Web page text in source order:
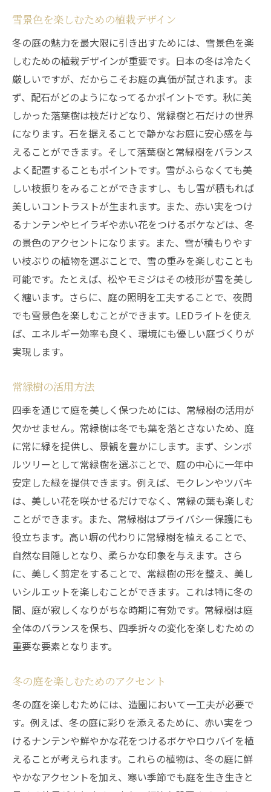
雪景色を楽しむための植栽デザイン
冬の庭の魅力を最大限に引き出すためには、雪景色を楽
しむための植栽デザインが重要です。日本の冬は冷たく
厳しいですが、だからこそお庭の真価が試されます。ま
ず、配石がどのようになってるかポイントです。秋に美
しかった落葉樹は枝だけどなり、常緑樹と石だけの世界
になります。石を据えることで静かなお庭に安心感を与
えることができます。そして落葉樹と常緑樹をバランス
よく配置することもポイントです。雪がふらなくても美
しい枝振りをみることができますし、もし雪が積もれば
美しいコントラストが生まれます。また、赤い実をつけ
るナンテンやヒイラギや赤い花をつけるボケなどは、冬
の景色のアクセントになります。また、雪が積もりやす
い枝ぶりの植物を選ぶことで、雪の重みを楽しむことも
可能です。たとえば、松やモミジはその枝形が雪を美し
く纏います。さらに、庭の照明を工夫することで、夜間
でも雪景色を楽しむことができます。LEDライトを使え
ば、エネルギー効率も良く、環境にも優しい庭づくりが
実現します。
常緑樹の活用方法
四季を通じて庭を美しく保つためには、常緑樹の活用が
欠かせません。常緑樹は冬でも葉を落とさないため、庭
に常に緑を提供し、景観を豊かにします。まず、シンボ
ルツリーとして常緑樹を選ぶことで、庭の中心に一年中
安定した緑を提供できます。例えば、モクレンやツバキ
は、美しい花を咲かせるだけでなく、常緑の葉も楽しむ
ことができます。また、常緑樹はプライバシー保護にも
役立ちます。高い塀の代わりに常緑樹を植えることで、
自然な目隠しとなり、柔らかな印象を与えます。さら
に、美しく剪定をすることで、常緑樹の形を整え、美し
いシルエットを楽しむことができます。これは特に冬の
間、庭が寂しくなりがちな時期に有効です。常緑樹は庭
全体のバランスを保ち、四季折々の変化を楽しむための
重要な要素となります。
冬の庭を楽しむためのアクセント
冬の庭を楽しむためには、造園において一工夫が必要で
す。例えば、冬の庭に彩りを添えるために、赤い実をつ
けるナンテンや鮮やかな花をつけるボケやロウバイを植
えることが考えられます。これらの植物は、冬の庭に鮮
やかなアクセントを加え、寒い季節でも庭を生き生きと